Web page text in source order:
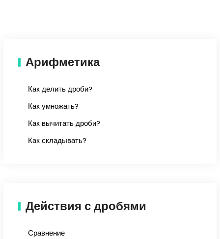
Арифметика
Как делить дроби?
Как умножать?
Как вычитать дроби?
Как складывать?
Действия с дробями
Сравнение